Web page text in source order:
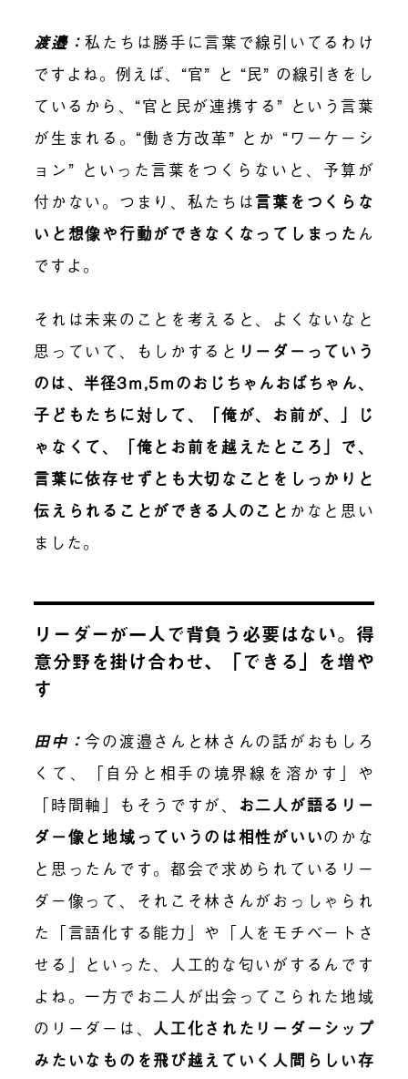
渡邉：私たちは勝手に言葉で線引いてるわけ
ですよね。例えば、“官” と “民” の線引きをし
ているから、“官と民が連携する” という言葉
が生まれる。“働き方改革” とか “ワーケーシ
ョン” といった言葉をつくらないと、予算が
付かない。つまり、私たちは言葉をつくらな
いと想像や行動ができなくなってしまった ん
ですよ。
それは未来のことを考えると、よくないなと
思っていて、もしかすると リーダーっていう
のは、半径3ｍ,5ｍのおじちゃんおばちゃん、
子どもたちに対して、「俺が、お前が、」じ
ゃなくて、「俺とお前を越えたところ」で、
言葉に依存せずとも大切なことをしっかりと
伝えられることができる人のこと かなと思い
ました。
リーダーが一人で背負う必要はない。得
意分野を掛け合わせ、「できる」を増や
す
田中：今の渡邉さんと林さんの話がおもしろ
くて、「自分と相手の境界線を溶かす」や
「時間軸」もそうですが、 お二人が語るリー
ダー像と地域っていうのは相性がいいのかな
と思ったんです。都会で求められているリー
ダー像って、それこそ林さんがおっしゃられ
た「言語化する能力」や「人をモチベートさ
せる」といった、人工的な匂いがするんです
よね。一方でお二人が出会ってこられた地域
のリーダーは、 人工化されたリーダーシップ
みたいなものを飛び越えていく人間らしい存